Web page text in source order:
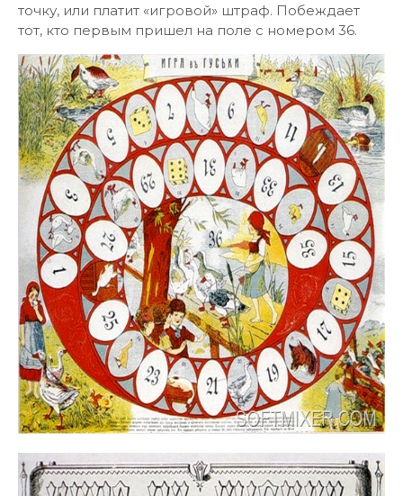
точку, или платит «игровой» штраф. Побеждает
тот, кто первым пришел на поле с номером 36.